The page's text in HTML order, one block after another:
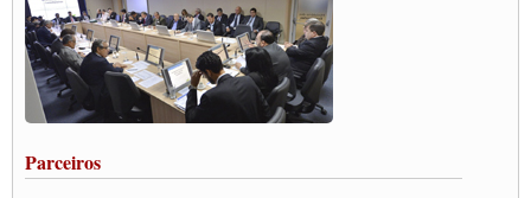
Carta às Brasileiras e aos Brasileiros em Defesa do Estado Democrático de Direito
Paulinho, presidente da CNTTL, faz balanço do 3º Congresso da CNTTL
Caminhoneiros aprovam greve a partir do 1º de novembro
Rodoviários de Feira Santana fazem Assembleia para avaliar proposta de reajuste
salarial
Vacina Já: Lockdown de 24 horas dos trabalhadores em transportes está mantido,
Parceiros